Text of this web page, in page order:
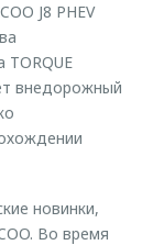
J8 PHEV
внедорожный
новинки,
Во время